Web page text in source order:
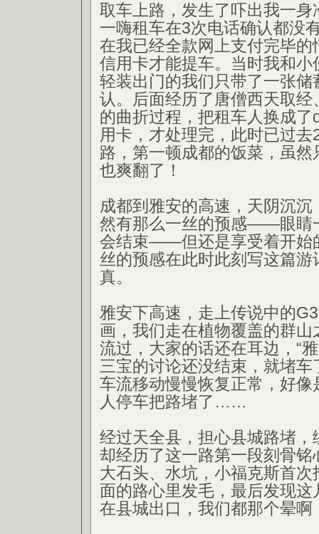
取车上路，发生了吓出我一身
一嗨租车在3次电话确认都没
在我已经全款网上支付完毕的
信用卡才能提车。当时我和小
轻装出门的我们只带了一张储
认。后面经历了唐僧西天取
的曲折过程，把租车人换成
用卡，才处理完，此时已过
路，第一顿成都的饭菜，虽
也爽翻了！
成都到雅安的高速，天阴沉
然有那么一丝的预感——眼睛
会结束——但还是享受着开始
丝的预感在此时此刻写这篇游
真。
雅安下高速，走上传说中的
画，我们走在植物覆盖的群
流过，大家的话还在耳边，“
三宝的讨论还没结束，就堵
车流移动慢慢恢复正常，好像
人停车把路堵了……
经过天全县，担心县城路堵
却经历了这一路第一段刻骨铭
大石头、水坑，小福克斯首
面的路心里发毛，最后发现这
在县城出口，我们都那个晕啊